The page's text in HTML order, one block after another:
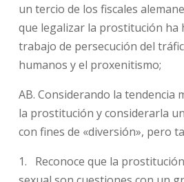
un tercio de los fiscales
que legalizar la prostitución ha
trabajo de persecución del
humanos y el proxenitismo;
AB. Considerando la tendencia
la prostitución y considerarla
con fines de «diversión», pero
1. Reconoce que la